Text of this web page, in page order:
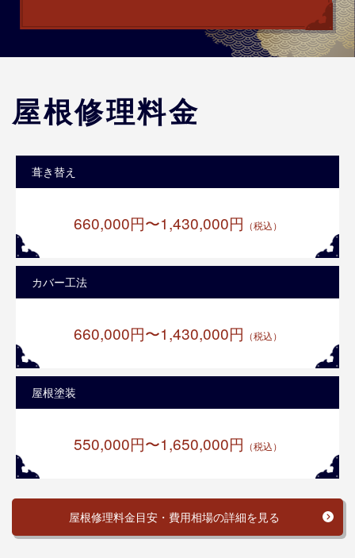
屋根修理料金
葺き替え
660,000円〜1,430,000円 （税込）
カバー工法
660,000円〜1,430,000円 （税込）
屋根塗装
550,000円〜1,650,000円 （税込）
屋根修理料金目安・費用相場の詳細を見る